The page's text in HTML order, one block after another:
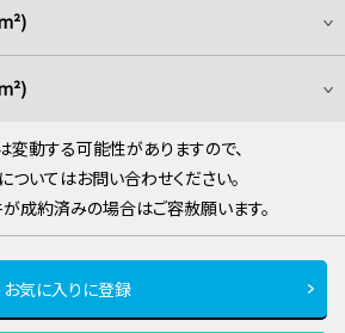
動する可能性がありますので、
ついてはお問い合わせください。
成約済みの場合はご容赦願います。
お気に入りに登録